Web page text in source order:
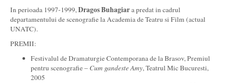
In perioada 1997-1999,Dragos Buhagiara predat in cadrul
departamentului de scenografie la Academia de Teatru si Film (actual
UNATC).
PREMII:
Festivalul de Dramaturgie Contemporana de la Brasov, Premiul
pentru scenografie – Cum gandeste Amy, Teatrul Mic Bucuresti,
2005